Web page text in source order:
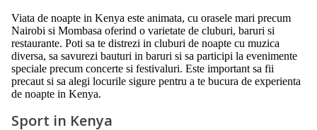
Viata de noapte in Kenya este animata, cu orasele mari precum
Nairobi si Mombasa oferind o varietate de cluburi, baruri si
restaurante. Poti sa te distrezi in cluburi de noapte cu muzica
diversa, sa savurezi bauturi in baruri si sa participi la evenimente
speciale precum concerte si festivaluri. Este important sa fii
precaut si sa alegi locurile sigure pentru a te bucura de experienta
de noapte in Kenya.
Sport in Kenya